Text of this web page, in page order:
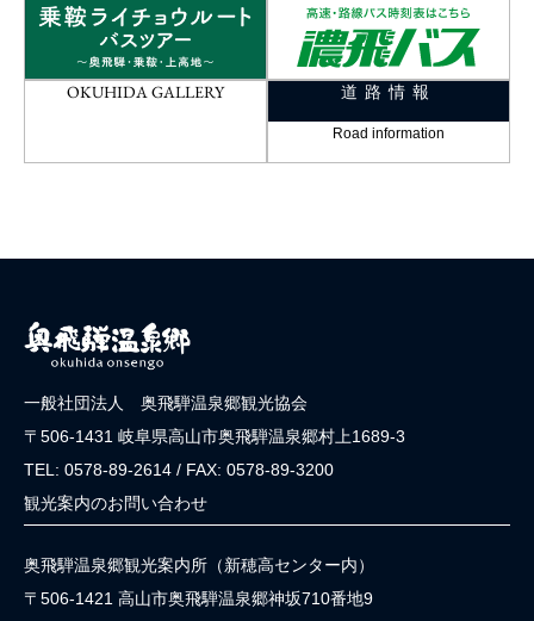
OKUHIDA GALLERY 道路情報
Road information
一般社団法人 奥飛騨温泉郷観光協会
〒506-1431 岐阜県高山市奥飛騨温泉郷村上1689-3
TEL: 0578-89-2614 / FAX: 0578-89-3200
観光案内のお問い合わせ
奥飛騨温泉郷観光案内所（新穂高センター内）
〒506-1421 高山市奥飛騨温泉郷神坂710番地9